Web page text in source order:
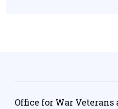
Office for War